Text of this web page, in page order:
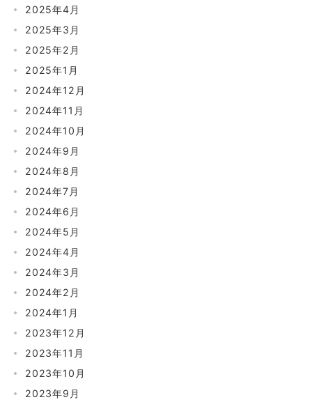
2025年4月
2025年3月
2025年2月
2025年1月
2024年12月
2024年11月
2024年10月
2024年9月
2024年8月
2024年7月
2024年6月
2024年5月
2024年4月
2024年3月
2024年2月
2024年1月
2023年12月
2023年11月
2023年10月
2023年9月